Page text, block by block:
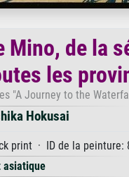
de la
les
"A Journey to the
Hokusai
print · ID de la peinture:
asiatique